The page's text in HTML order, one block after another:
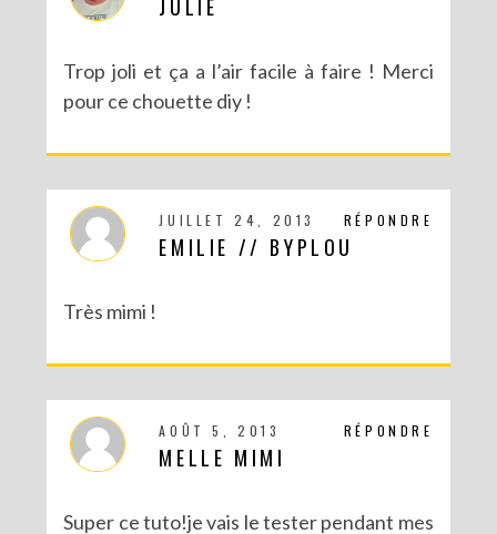
JULIE
Trop joli et ça a l’air facile à faire ! Merci
pour ce chouette diy !
RÉPONDRE
JUILLET 24, 2013
EMILIE // BYPLOU
Très mimi !
RÉPONDRE
AOÛT 5, 2013
MELLE MIMI
Super ce tuto!je vais le tester pendant mes